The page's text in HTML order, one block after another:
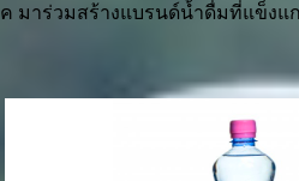
มาร่วมสร้างแบรนด์น้ำดื่มที่แข็งแ